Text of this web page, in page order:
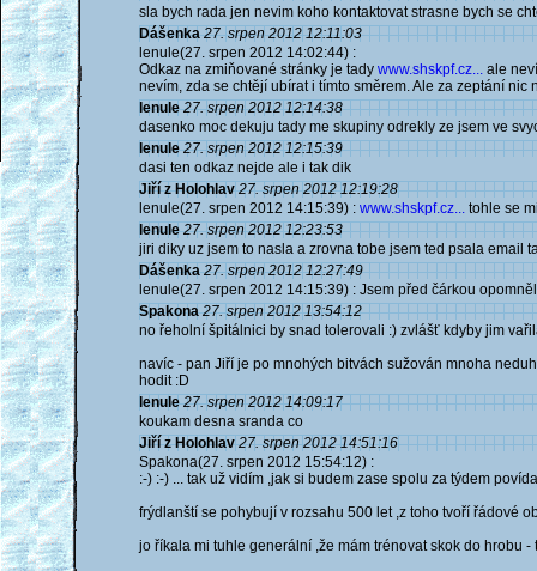
sla bych rada jen nevim koho kontaktovat strasne bych se
Dášenka 27. srpen 2012 12:11:03
lenule(27. srpen 2012 14:02:44) :
Odkaz na zmiňované stránky je tady www.shskpf.cz... ale
nevím, zda se chtějí ubírat i tímto směrem. Ale za zeptání nic
lenule 27. srpen 2012 12:14:38
dasenko moc dekuju tady me skupiny odrekly ze jsem ve
lenule 27. srpen 2012 12:15:39
dasi ten odkaz nejde ale i tak dik
Jiří z Holohlav 27. srpen 2012 12:19:28
lenule(27. srpen 2012 14:15:39) : www.shskpf.cz... tohle se
lenule 27. srpen 2012 12:23:53
jiri diky uz jsem to nasla a zrovna tobe jsem ted psala email
Dášenka 27. srpen 2012 12:27:49
lenule(27. srpen 2012 14:15:39) : Jsem před čárkou
Spakona 27. srpen 2012 13:54:12
no řeholní špitálnici by snad tolerovali :) zvlášť kdyby jim
navíc - pan Jiří je po mnohých bitvách sužován mnoha
hodit :D
lenule 27. srpen 2012 14:09:17
koukam desna sranda co
Jiří z Holohlav 27. srpen 2012 14:51:16
Spakona(27. srpen 2012 15:54:12) :
:-) :-) ... tak už vidím ,jak si budem zase spolu za týdem
frýdlanští se pohybují v rozsahu 500 let ,z toho tvoří řádové
jo říkala mi tuhle generální ,že mám trénovat skok do hrobu